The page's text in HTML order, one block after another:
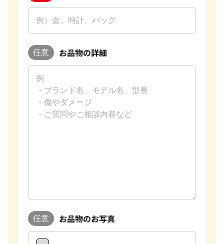
任意 お品物の詳細
任意 お品物のお写真